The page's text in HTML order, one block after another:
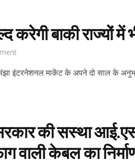
बाकी राज्यों में
इंटरनेशनल माकेंट के अपने दो साल के
की सस्था
वाली केबल का